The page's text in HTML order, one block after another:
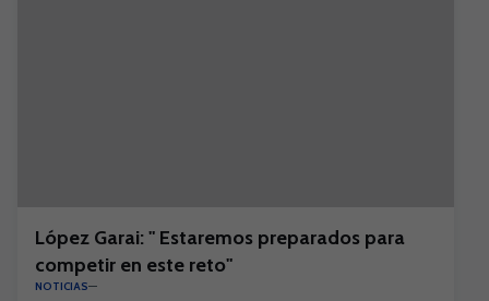
López Garai: " Estaremos preparados para
competir en este reto"
NOTICIAS